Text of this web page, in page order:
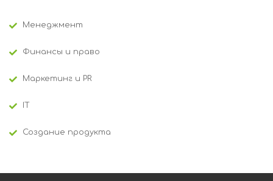
Менеджмент
Финансы и право
Маркетинг и PR
Создание продукта